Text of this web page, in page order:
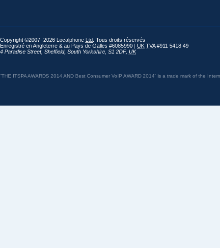
Copyright ©2007–2026 Localphone Ltd . Tous droits réservés
Enregistré en Angleterre & au Pays de Galles #6085990 | UK TVA#911 5418 49
4 Paradise Street, Sheffield, South Yorkshire S1 2DF, UK
“THE ITSPA AWARDS 2014 AND Best Consumer VoIP AWARD 2014” is a trade mark of the